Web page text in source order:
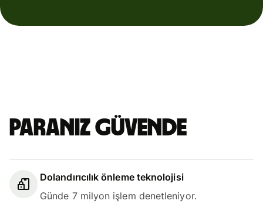
Paranız güvende
Dolandırıcılık önleme teknolojisi
Günde 7 milyon işlem denetleniyor.